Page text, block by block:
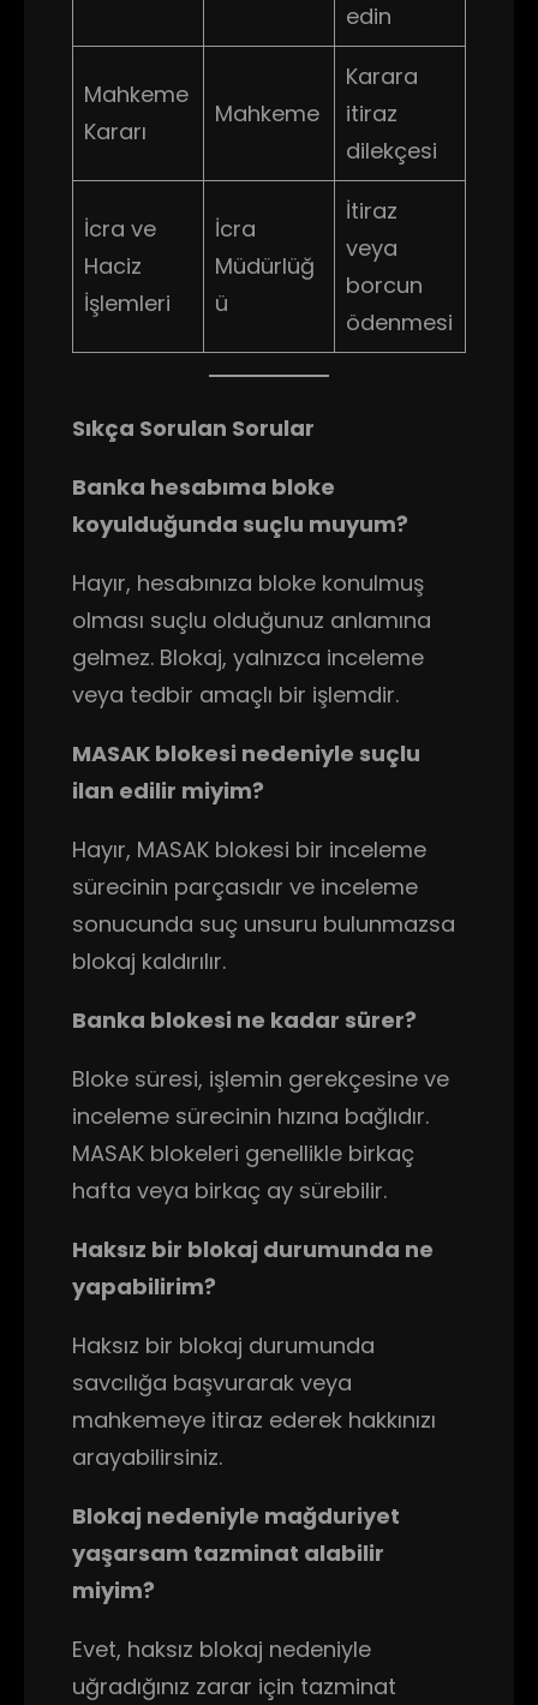
edin
Mahkeme
Kararı
Mahkeme
Karara
itiraz
dilekçesi
İcra ve
Haciz
İşlemleri
İcra
Müdürlüğ
ü
İtiraz
veya
borcun
ödenmesi
Sıkça Sorulan Sorular
Banka hesabıma bloke
koyulduğunda suçlu muyum?
Hayır, hesabınıza bloke konulmuş
olması suçlu olduğunuz anlamına
gelmez. Blokaj, yalnızca inceleme
veya tedbir amaçlı bir işlemdir.
MASAK blokesi nedeniyle suçlu
ilan edilir miyim?
Hayır, MASAK blokesi bir inceleme
sürecinin parçasıdır ve inceleme
sonucunda suç unsuru bulunmazsa
blokaj kaldırılır.
Banka blokesi ne kadar sürer?
Bloke süresi, işlemin gerekçesine ve
inceleme sürecinin hızına bağlıdır.
MASAK blokeleri genellikle birkaç
hafta veya birkaç ay sürebilir.
Haksız bir blokaj durumunda ne
yapabilirim?
Haksız bir blokaj durumunda
savcılığa başvurarak veya
mahkemeye itiraz ederek hakkınızı
arayabilirsiniz.
Blokaj nedeniyle mağduriyet
yaşarsam tazminat alabilir
miyim?
Evet, haksız blokaj nedeniyle
uğradığınız zarar için tazminat